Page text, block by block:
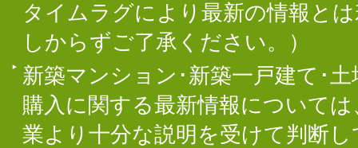
タイムラグにより最新の情報と
しからずご了承ください。）
新築マンション･新築一戸建て･
購入に関する最新情報について
業より十分な説明を受けて判断